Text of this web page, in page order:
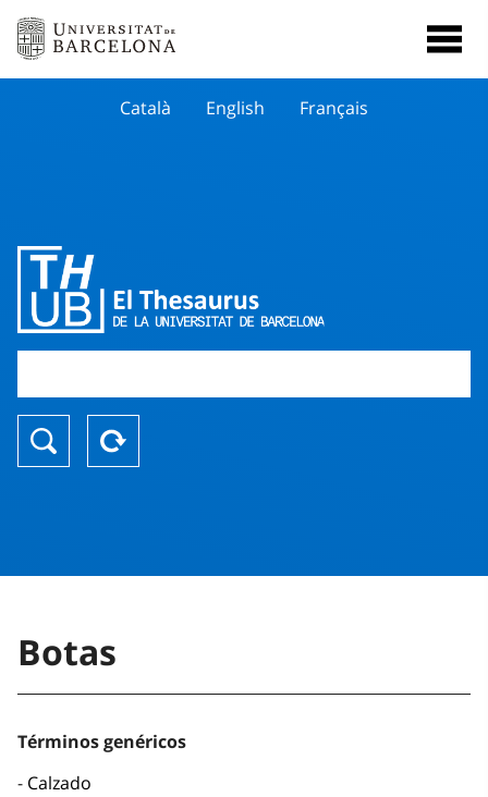
Català English Français
Botas
Términos genéricos
Calzado